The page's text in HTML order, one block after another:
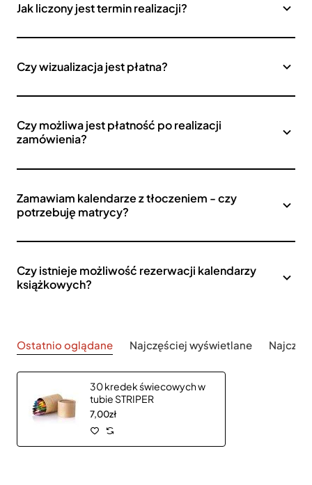
Jak liczony jest termin realizacji?
Czy wizualizacja jest płatna?
Czy możliwa jest płatność po realizacji
zamówienia?
Zamawiam kalendarze z tłoczeniem - czy
potrzebuję matrycy?
Czy istnieje możliwość rezerwacji kalendarzy
książkowych?
Ostatnio oglądane Najczęściej wyświetlane
30 kredek świecowych w
tubie STRIPER
7,00zł